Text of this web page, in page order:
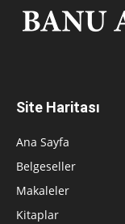
Site Haritası
Ana Sayfa
Belgeseller
Makaleler
Kitaplar